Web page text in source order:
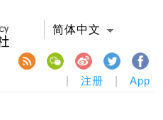
简体中文
注册 App